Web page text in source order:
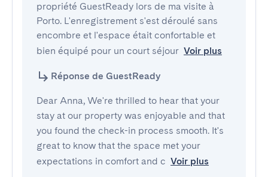
propriété GuestReady lors de ma visite à
Porto. L'enregistrement s'est déroulé sans
encombre et l'espace était confortable et
bien équipé pour un court séjour Voir plus
Réponse de GuestReady
Dear Anna, We're thrilled to hear that your
stay at our property was enjoyable and that
you found the check-in process smooth. It's
great to know that the space met your
expectations in comfort and c Voir plus